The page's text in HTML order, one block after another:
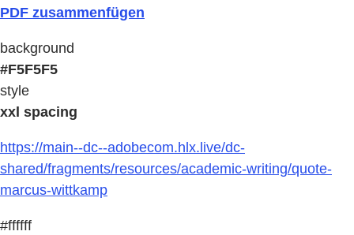
PDF zusammenfügen
background
#F5F5F5
style
xxl spacing
https://main--dc--adobecom.hlx.live/dc-
shared/fragments/resources/academic-writing/quote-
marcus-wittkamp
#ffffff